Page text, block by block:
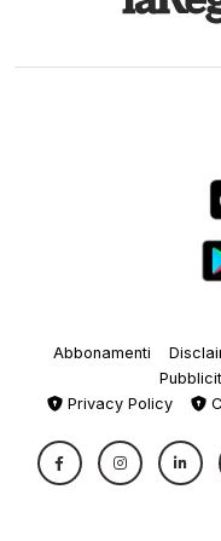
Abbonamenti
Privacy Policy